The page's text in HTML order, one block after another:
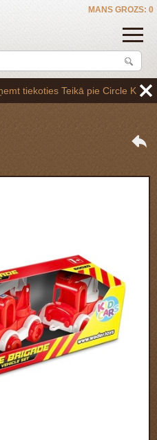
MANS GROZS: 0
tiekoties Teikā pie Circle K